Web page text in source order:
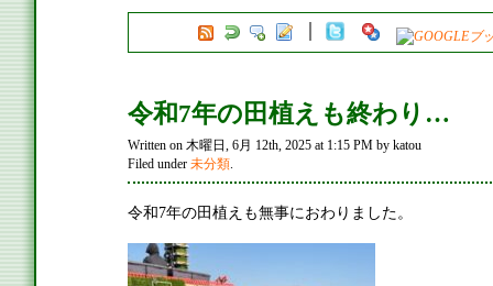
令和7年の田植えも終わり…
Written on 木曜日, 6月 12th, 2025 at 1:15 PM by katou
Filed under 未分類.
令和7年の田植えも無事におわりました。